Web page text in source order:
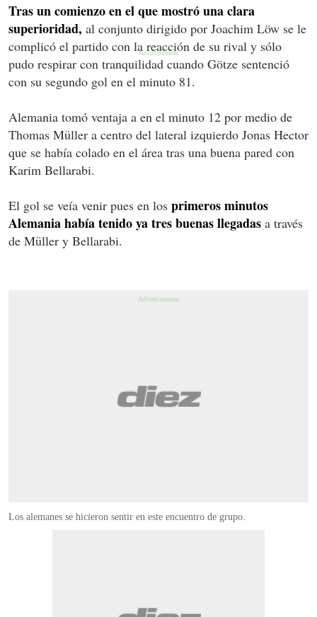
Tras un comienzo en el que mostró una clara
superioridad, al conjunto dirigido por Joachim Löw se le
complicó el partido con la reacción de su rival y sólo
pudo respirar con tranquilidad cuando Götze sentenció
con su segundo gol en el minuto 81.
Alemania tomó ventaja a en el minuto 12 por medio de
Thomas Müller a centro del lateral izquierdo Jonas Hector
que se había colado en el área tras una buena pared con
Karim Bellarabi.
El gol se veía venir pues en los primeros minutos
Alemania había tenido ya tres buenas llegadas a través
de Müller y Bellarabi.
Los alemanes se hicieron sentir en este encuentro de grupo.